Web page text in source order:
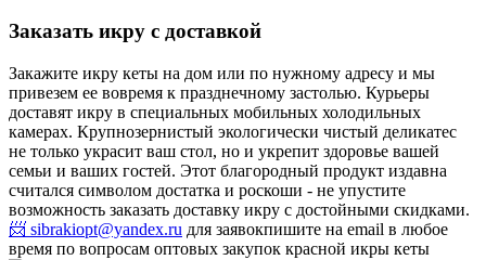
Заказать икру с доставкой
Закажите икру кеты на дом или по нужному адресу и мы
привезем ее вовремя к празднечному застолью. Курьеры
доставят икру в специальных мобильных холодильных
камерах. Крупнозернистый экологически чистый деликатес
не только украсит ваш стол, но и укрепит здоровье вашей
семьи и ваших гостей. Этот благородный продукт издавна
считался символом достатка и роскоши - не упустите
возможность заказать доставку икру с достойными скидками.
📨 sibrakiopt@yandex.ru для заявокпишите на email в любое
время по вопросам оптовых закупок красной икры кеты